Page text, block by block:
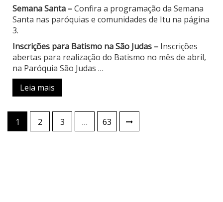
Semana Santa –Confira a programação da Semana
Santa nas paróquias e comunidades de Itu na página
3.
Inscrições para Batismo na São Judas – Inscrições
abertas para realização do Batismo no mês de abril,
na Paróquia São Judas …
Leia mais
Paginação
de
1 2 3 … 63